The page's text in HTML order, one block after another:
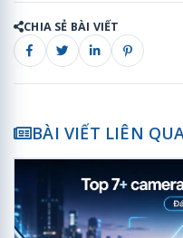
CHIA SẺ BÀI VIẾT
BÀI VIẾT LIÊN